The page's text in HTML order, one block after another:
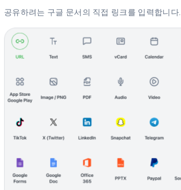
공유하려는 구글 문서의 직접 링크를 입력합니다.